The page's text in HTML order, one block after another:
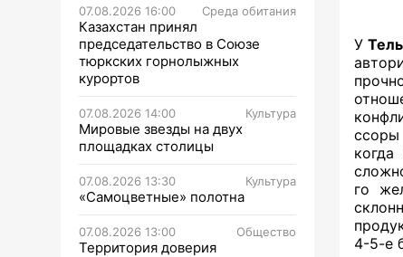
07.08.2026 16:00 Среда обитания
Казахстан принял
председательство в Союзе
тюркских горнолыжных
курортов
07.08.2026 14:00 Культура
Мировые звезды на двух
площадках столицы
07.08.2026 13:30 Культура
«Самоцветные» полотна
07.08.2026 13:00 Общество
Территория доверия
У
го
4-5-е